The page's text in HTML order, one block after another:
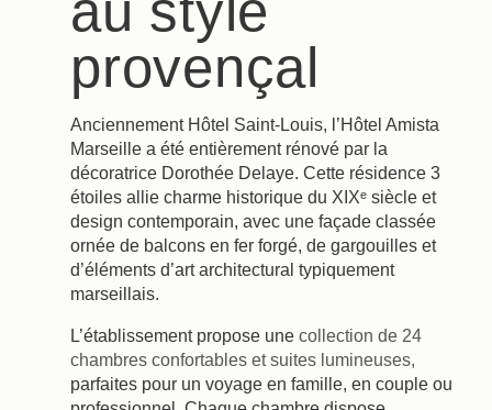
provençal
Anciennement Hôtel Saint-Louis, l’Hôtel Amista
Marseille a été entièrement rénové par la
décoratrice Dorothée Delaye. Cette résidence 3
étoiles allie charme historique du XIXᵉ siècle et
design contemporain, avec une façade classée
ornée de balcons en fer forgé, de gargouilles et
d’éléments d’art architectural typiquement
marseillais.
L’établissement propose une collection de 24
chambres confortables et suites lumineuses,
parfaites pour un voyage en famille, en couple ou